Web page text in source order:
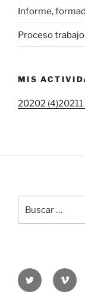
Informe,
Proceso
MIS
20202 (4)20211
por:
Twitter
UOC
UOC